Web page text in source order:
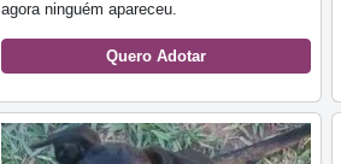
agora ninguém apareceu.
Quero Adotar